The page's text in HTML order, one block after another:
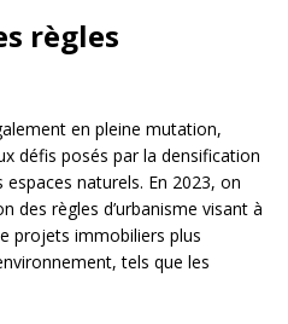
règles
en pleine mutation,
défis posés par la densification
naturels. En 2023, on
des règles d’urbanisme visant à
projets immobiliers plus
tels que les